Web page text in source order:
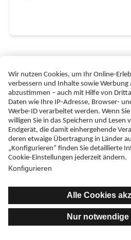
Mit freundlicher Unterstützung der
Impressum
Datenschutzerklärung
Nutzungsbedingungen